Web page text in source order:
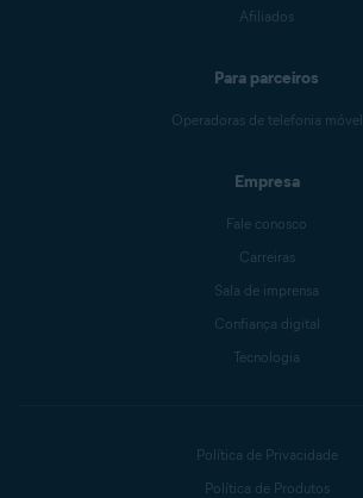
Afiliados
Para parceiros
Operadoras de telefonia móvel
Empresa
Fale conosco
Carreiras
Sala de imprensa
Confiança digital
Tecnologia
Política de Privacidade
Política de Produtos